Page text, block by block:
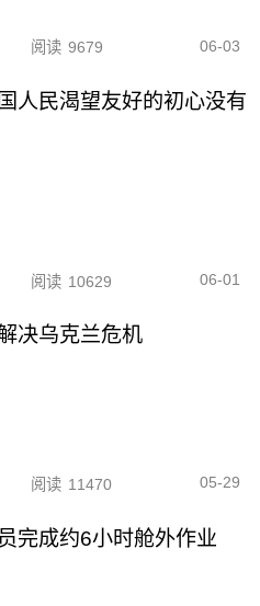
阅读 9679 06-03
人民渴望友好的初心没有
阅读 10629 06-01
决乌克兰危机
阅读 11470 05-29
完成约6小时舱外作业